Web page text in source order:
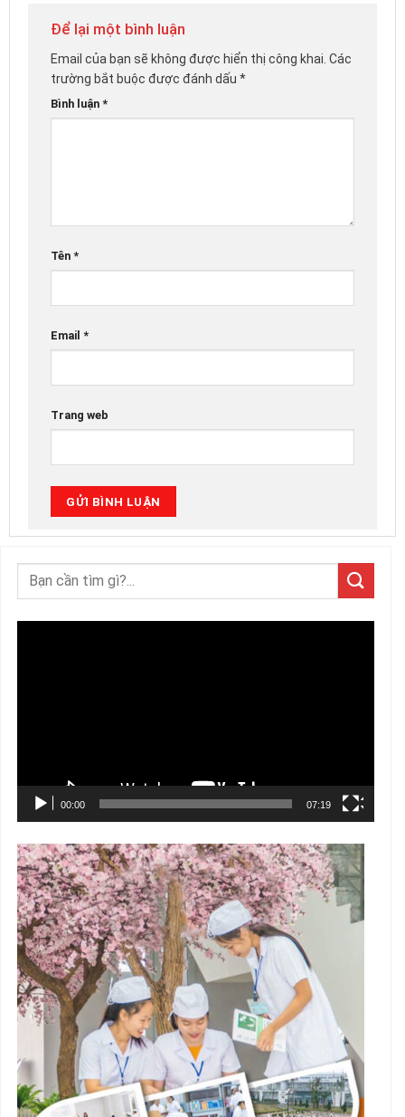
Để lại một bình luận
Email của bạn sẽ không được hiển thị công khai. Các
trường bắt buộc được đánh dấu *
Bình luận *
Tên *
Email *
Trang web
00:00 07:19